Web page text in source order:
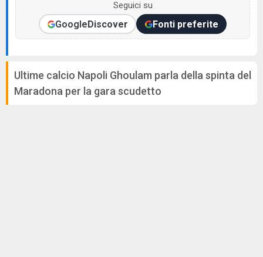
Seguici su
GoogleDiscover Fonti preferite
Ultime calcio Napoli Ghoulam parla della spinta del
Maradona per la gara scudetto